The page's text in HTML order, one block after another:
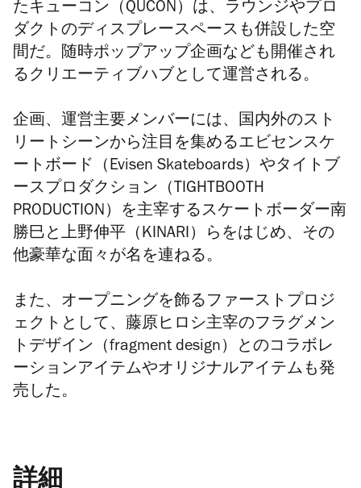
たキューコン （QUCON） は、ラウンジやプロ
ダクトのディスプレースペースも併設した空
間だ。随時ポップアップ企画なども開催され
るクリエーティブハブとして運営される。
企画、運営主要メンバーには、国内外のスト
リートシーンから注目を集めるエビセンスケ
ートボード（Evisen Skateboards）やタイトブ
ースプロダクション（TIGHTBOOTH
PRODUCTION）を主宰するスケートボーダー南
勝巳と上野伸平（KINARI）らをはじめ、その
他豪華な面々が名を連ねる。
また、オープニングを飾るファーストプロジ
ェクトとして、藤原ヒロシ主宰のフラグメン
トデザイン（fragment design）とのコラボレ
ーションアイテムやオリジナルアイテムも発
売した。
詳細